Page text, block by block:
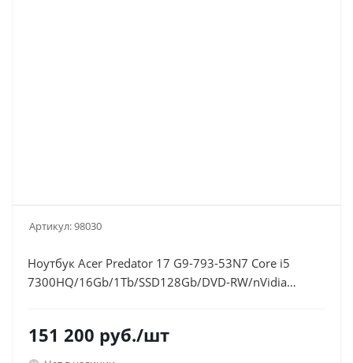
Артикул:98030
Ноутбук Acer Predator 17 G9-793-53N7 Core i5
7300HQ/16Gb/1Tb/SSD128Gb/DVD-RW/nVidia
10/black/WiFi/BT/Cam/6000mAh
151 200 руб./шт